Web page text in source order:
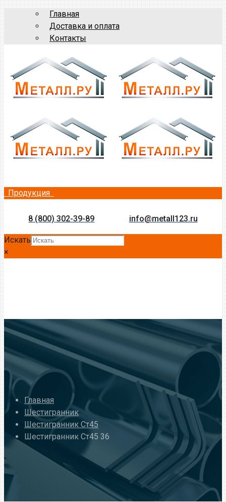
Главная
Доставка и оплата
Контакты
Продукция
8 (800) 302-39-89 info@metall123.ru
Искать
×
Главная
Шестигранник
Шестигранник Ст45
Шестигранник Ст45 36